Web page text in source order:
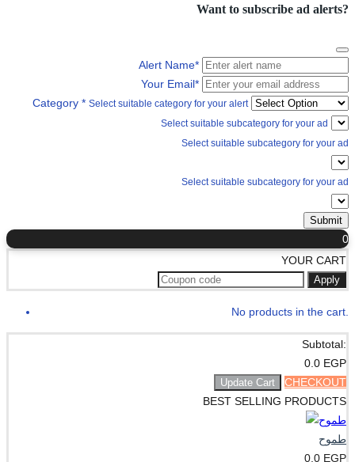
Want to subscribe ad alerts?
Alert Name*
Your Email*
Category * Select suitable category for your alert
Select suitable subcategory for your ad
Select suitable subcategory for your ad
Select suitable subcategory for your ad
Submit
0
YOUR CART
Apply
No products in the cart.
Subtotal:
0.0 EGP
Update Cart
CHECKOUT
BEST SELLING PRODUCTS
طموح
0.0 EGP